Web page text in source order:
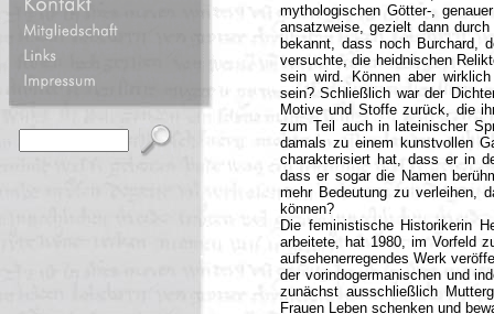
mythologischen Götter-,
ansatzweise, gezielt dann
bekannt, dass noch Burchard,
versuchte, die heidnischen
sein wird. Können aber
sein? Schließlich war der
Motive und Stoffe zurück, die
zum Teil auch in lateinischer
damals zu einem kunstvollen
charakterisiert hat, dass er in
dass er sogar die Namen
mehr Bedeutung zu verleihen,
können?
Die feministische Historikerin
arbeitete, hat 1980, im Vorfeld
aufsehenerregendes Werk
der vorindogermanischen und
zunächst ausschließlich
Frauen Leben schenken und